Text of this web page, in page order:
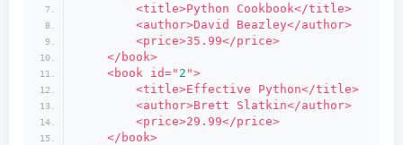
        <title>Python Cookbook</title>
        <author>David Beazley</author>
        <price>35.99</price>
    </book>
    <book id="
2 ">
        <title>Effective Python</title>
        <author>Brett Slatkin</author>
        <price>29.99</price>
    </book>